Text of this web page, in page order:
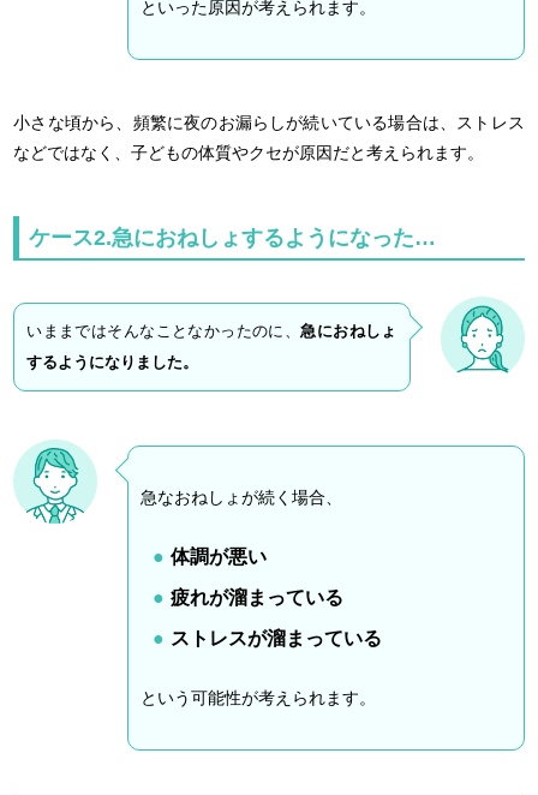
といった原因が考えられます。
小さな頃から、頻繁に夜のお漏らしが続いている場合は、ストレス
などではなく、子どもの体質やクセが原因だと考えられます。
ケース2.急におねしょするようになった…
いままではそんなことなかったのに、急におねしょ
するようになりました。
急なおねしょが続く場合、
体調が悪い
疲れが溜まっている
ストレスが溜まっている
という可能性が考えられます。